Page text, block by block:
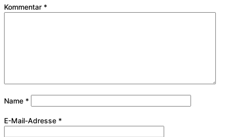
Kommentar *
Name *
E-Mail-Adresse *